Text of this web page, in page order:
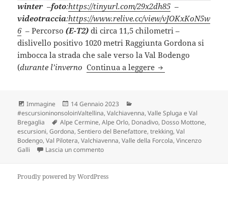
winter–foto:https://tinyurl.com/29x2dh85 –
videotraccia:https://www.relive.cc/view/vJOKxKoN5w
6 – Percorso (E-T2) di circa 11,5 chilometri –
dislivello positivo 1020 metri Raggiunta Gordona si
imbocca la strada che sale verso la Val Bodengo
(durante l’inverno Continua a leggere ALPE CERMINE –
Formato
Immagine
Scritto
il
14 Gennaio 2023
#escursioninonsoloinValtellina,Valchiavenna, Valle Spluga e Val
Bregaglia
Tag
Alpe Cermine,Alpe Orlo, Donadivo, Dosso Mottone,
escursioni,Gordona,Sentiero del Benefattore,trekking,Val
Bodengo,Val Pilotera,Valchiavenna,Valle della Forcola,Vincenzo
Galli
Lascia un commentosu ALPE CERMINE – Sentiero del
Proudly powered by WordPress